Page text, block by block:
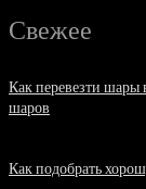
Свежее
Как перевезти шары
шаров
Как подобрать